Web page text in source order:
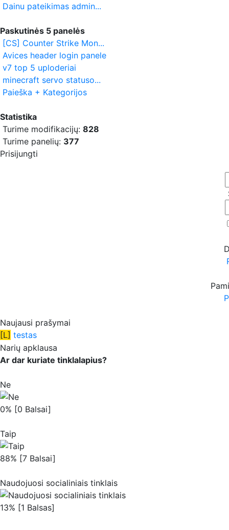
Dainu pateikimas admin...
Paskutinės 5 panelės
[CS] Counter Strike Mon...
Avices header login panele
v7 top 5 uploderiai
minecraft servo statuso...
Paieška + Kategorijos
Statistika
Turime modifikacijų: 828
Turime panelių: 377
Prisijungti
Naujausi prašymai
[L] testas
Narių apklausa
Ar dar kuriate tinklalapius?
Ne
0% [0 Balsai]
Taip
88% [7 Balsai]
Naudojuosi socialiniais tinklais
13% [1 Balsas]